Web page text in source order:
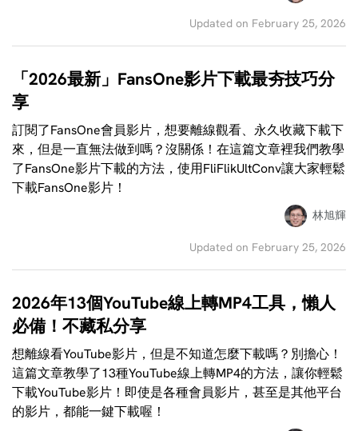
Updated on February 25, 2026
「2026最新」FansOne影片下載最夯技巧分
享
訂閱了FansOne會員影片，想要離線觀看、永久收藏下載下
來，但是一直無法做到嗎？沒關係！在這篇文章裡我們教學
了FansOne影片下載的方法，使用FliFlikUltConv讓大家輕鬆
下載FansOne影片！
林旭輝
Updated on February 25, 2026
2026年13個YouTube線上轉MP4工具，懶人
必備！不藏私分享
想離線看YouTube影片，但是不知道怎麼下載嗎？別擔心！
這篇文章教學了13種YouTube線上轉MP4的方法，讓你輕鬆
下載YouTube影片！即使是各種會員影片，甚至是其他平台
的影片，都能一鍵下載喔！